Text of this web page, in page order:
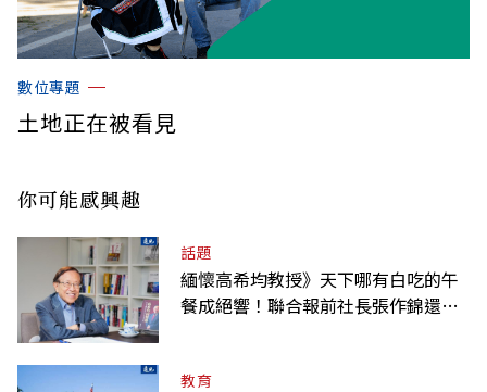
數位專題
土地正在被看見
你可能感興趣
話題
緬懷高希均教授》天下哪有白吃的午
餐成絕響！聯合報前社長張作錦還原
教育